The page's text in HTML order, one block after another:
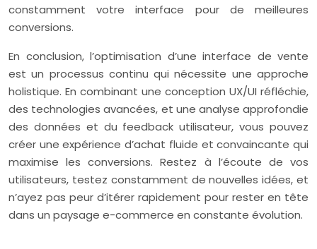
constamment votre interface pour de meilleures
conversions.
En conclusion, l’optimisation d’une interface de vente
est un processus continu qui nécessite une approche
holistique. En combinant une conception UX/UI réfléchie,
des technologies avancées, et une analyse approfondie
des données et du feedback utilisateur, vous pouvez
créer une expérience d’achat fluide et convaincante qui
maximise les conversions. Restez à l’écoute de vos
utilisateurs, testez constamment de nouvelles idées, et
n’ayez pas peur d’itérer rapidement pour rester en tête
dans un paysage e-commerce en constante évolution.